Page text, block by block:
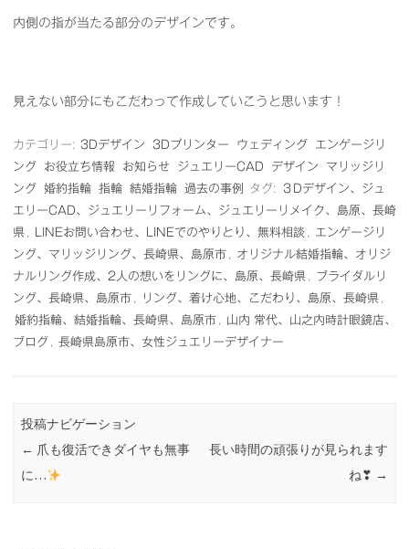
内側の指が当たる部分のデザインです。
見えない部分にもこだわって作成していこうと思います！
カテゴリー: 3Dデザイン 3Dプリンター ウェディング
エンゲージリ
ング
お役立ち情報 お知らせ ジュエリーCAD デザイン
マリッジリ
ング
婚約指輪 指輪 結婚指輪 過去の事例 タグ:
３Dデザイン、ジュ
エリーCAD、ジュエリーリフォーム、ジュエリーリメイク、島原、長崎
県
LINEお問い合わせ、LINEでのやりとり、無料相談
エンゲージリ
ング、マリッジリング、長崎県、島原市
オリジナル結婚指輪、オリジ
ナルリング作成、2人の想いをリングに、島原、長崎県
ブライダルリ
ング、長崎県、島原市
リング、着け心地、こだわり、島原、長崎県
婚約指輪、結婚指輪、長崎県、島原市
山内 常代、山之内時計眼鏡店、
ブログ
長崎県島原市、女性ジュエリーデザイナー
投稿ナビゲーション
← 爪も復活できダイヤも無事
に…
長い時間の頑張りが見られます
ね❣ →